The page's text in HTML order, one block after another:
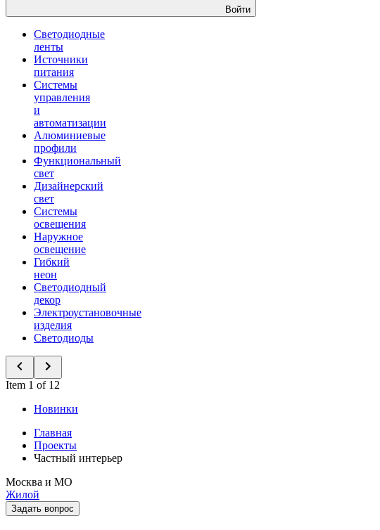
Войти
Светодиодные
ленты
Источники
питания
Системы
управления
и
автоматизации
Алюминиевые
профили
Функциональный
свет
Дизайнерский
свет
Системы
освещения
Наружное
освещение
Гибкий
неон
Светодиодный
декор
Электроустановочные
изделия
Светодиоды
Item 1 of 12
Новинки
Главная
Проекты
Частный интерьер
Москва и МО
Жилой
Задать вопрос